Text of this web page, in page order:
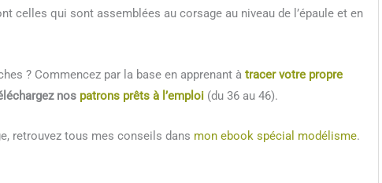
celles qui sont assemblées au corsage au niveau de l’épaule et en
? Commencez par la base en apprenant à tracer votre propre
nos patrons prêts à l’emploi (du 36 au 46).
retrouvez tous mes conseils dans mon ebook spécial modélisme.